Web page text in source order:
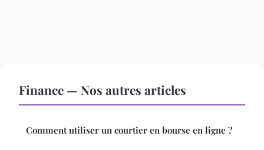
Finance — Nos autres articles
Comment utiliser un courtier en bourse en ligne ?